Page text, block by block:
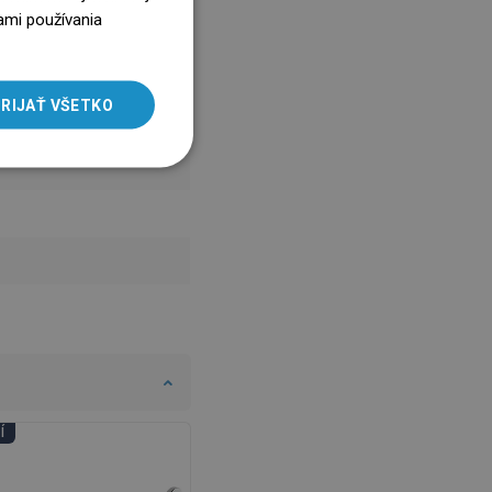
LITHUANIAN
ROMANIAN
používania
VŠETKO